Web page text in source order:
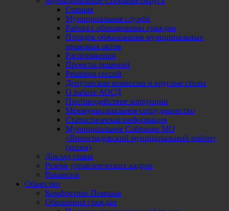
Главная
Муниципальная служба
Работа с обращениями граждан
Порядок обжалования муниципальных
правовых актов
Распоряжения
Проекты решений
Решения сессий
Депутатские комиссии и круглые столы
О работе АОСД
Противодействие коррупции
Межмуниципальное сотрудничество
Статистическая информация
Муниципальное Собрание МО
«Виноградовский муниципальный район»
(архив)
Доклад главы
Резерв управленческих кадров
Вакансии
Общество
Комфортное Поморье
Обращения граждан